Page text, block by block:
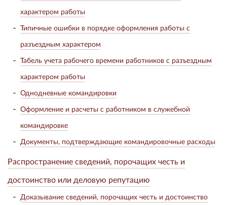
характером работы
Типичные ошибки в порядке оформления работы с
разъездным характером
Табель учета рабочего времени работников с разъездным
характером работы
Однодневные командировки
Оформление и расчеты с работником в служебной
командировке
Документы, подтверждающие командировочные расходы
Распространение сведений, порочащих честь и
достоинство или деловую репутацию
Доказывание сведений, порочащих честь и достоинство